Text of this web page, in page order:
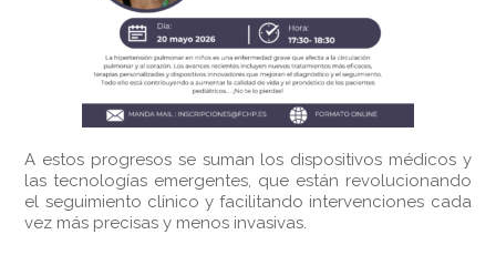
A estos progresos se suman los dispositivos médicos y
las tecnologías emergentes, que están revolucionando
el seguimiento clínico y facilitando intervenciones cada
vez más precisas y menos invasivas.